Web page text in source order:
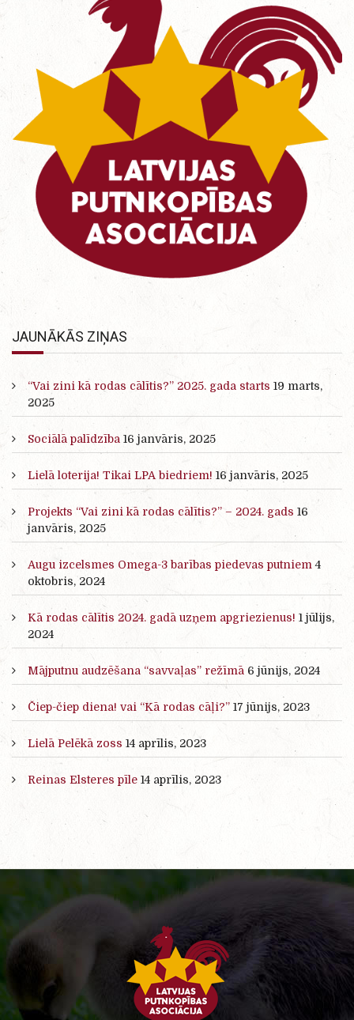
JAUNĀKĀS ZIŅAS
“Vai zini kā rodas cālītis?” 2025. gada starts 19 marts,
2025
Sociālā palīdzība 16 janvāris, 2025
Lielā loterija! Tikai LPA biedriem! 16 janvāris, 2025
Projekts “Vai zini kā rodas cālītis?” – 2024. gads 16
janvāris, 2025
Augu izcelsmes Omega-3 barības piedevas putniem 4
oktobris, 2024
Kā rodas cālītis 2024. gadā uzņem apgriezienus! 1 jūlijs,
2024
Mājputnu audzēšana “savvaļas” režīmā 6 jūnijs, 2024
Čiep-čiep diena! vai “Kā rodas cāļi?” 17 jūnijs, 2023
Lielā Pelēkā zoss 14 aprīlis, 2023
Reinas Elsteres pīle 14 aprīlis, 2023